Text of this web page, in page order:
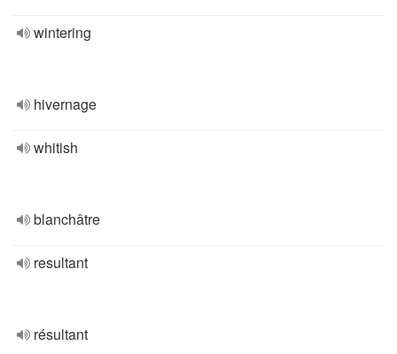
wintering
hivernage
whitish
blanchâtre
resultant
résultant